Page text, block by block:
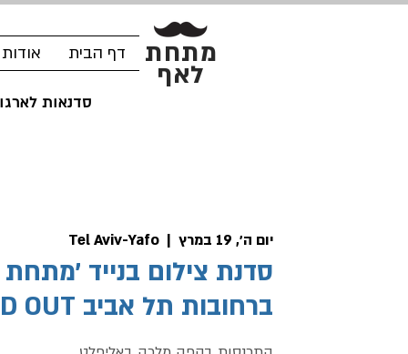
דף הבית אודות
סדנאות
מתחת
לאף
יום ה׳, 19 במרץ
  |
Tel Aviv-Yafo
סדנת צילום בנייד
ברחובות תל אביב SOLD OUT